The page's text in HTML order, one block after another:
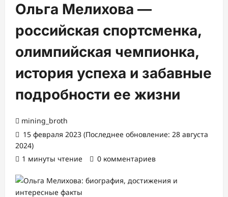
Ольга Мелихова —
российская спортсменка,
олимпийская чемпионка,
история успеха и забавные
подробности ее жизни
mining_broth
15 февраля 2023 (Последнее обновление: 28 августа
2024)
1 минуты чтение
0 комментариев